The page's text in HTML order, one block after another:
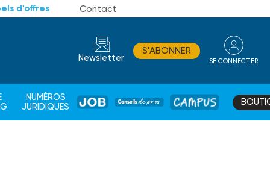
d'offres Contact
Newsletter
S'ABONNER
SE CONNECTER
NUMÉROS
JURIDIQUES
JOB
DE
CAMPUS